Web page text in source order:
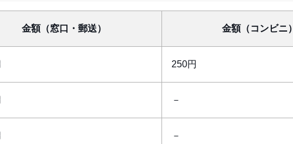
金額（窓口・郵送） 金額（コンビニ）
250円
－
－